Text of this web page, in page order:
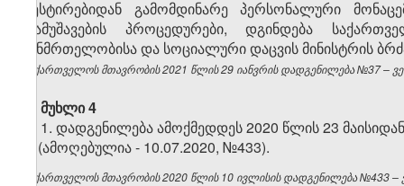
ტესტირებიდან გამომდინარე პერსონალური
დამუშავების პროცედურები, დგინდება
ჯანმრთელობისა და სოციალური დაცვის მინისტრის
საქართველოს მთავრობის 2021 წლის 29 იანვრის დადგენილება №37 –
მუხლი 4
1. დადგენილება ამოქმედდეს 2020 წლის 23
2. (ამოღებულია - 10.07.2020, №433).
საქართველოს მთავრობის 2020 წლის 10 ივლისის დადგენილება №433 –